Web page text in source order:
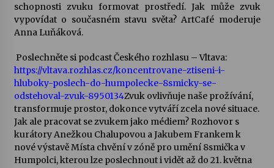
Letní koncerty ve Stromovce: Kolchoz a
Jenakaši
Votavžatský ploty
23. 7. 2026
Letní koncerty ve Stromovce: Rufus Miller
22. 7. 2026
schopnosti zvuku formovat prostředí. Jak může zvuk
vypovídat o současném stavu světa? ArtCafé moderuje
Anna Luňáková.
Poslechněte si podcast Českého rozhlasu – Vltava:
https://vltava.rozhlas.cz/koncentrovane-ztiseni-i-
hluboky-poslech-do-humpolecke-8smicky-se-
odstehoval-zvuk-8950134Zvuk ovlivňuje naše prožívání,
transformuje prostor, dokonce vytváří zcela nové situace.
Jak ale pracovat se zvukem jako médiem? Rozhovor s
kurátory Anežkou Chalupovou a Jakubem Frankem k
nové výstavě Místa chvění v zóně pro umění 8smička v
Humpolci, kterou lze poslechnout i vidět až do 21. května